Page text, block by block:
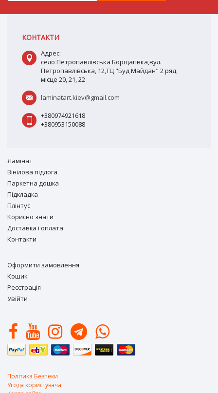
КОНТАКТИ
Адрес:
село Петропавлівська Борщагівка,вул.
Петропавлівська, 12,ТЦ "Буд Майдан" 2 ряд,
місце 20, 21, 22
laminatart.kiev@gmail.com
+380974921618
+380953150088
Ламiнат
Вiнiлова підлога
Паркетна дошка
Підкладка
Плінтус
Корисно знати
Доставка і оплата
Контакти
Оформити замовлення
Кошик
Реєстрація
Увійти
Політика Безпеки
Угода користувача